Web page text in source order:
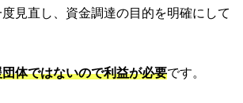
見直し、資金調達の目的を明確にして
体ではないので利益が必要です。